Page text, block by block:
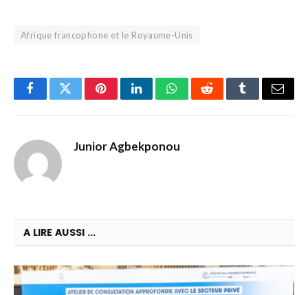
Afrique francophone et le Royaume-Unis
FacebookTwitterPinterestLinkedInWhatsAppRedditTumblrEmail
Junior Agbekponou
A LIRE AUSSI ...